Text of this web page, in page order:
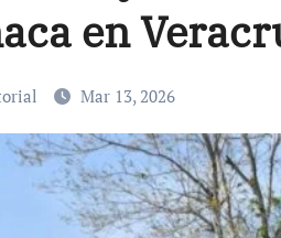
en
Mar 13, 2026